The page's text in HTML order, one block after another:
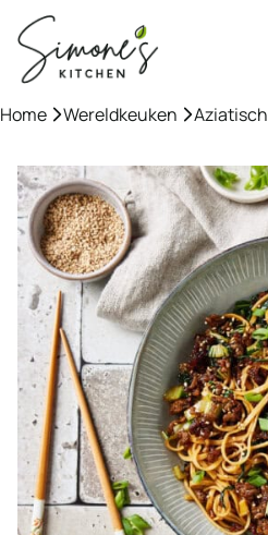
naar
inhoud
Home »Wereldkeuken »Aziatisch